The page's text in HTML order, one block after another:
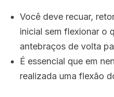
Você deve recuar,
inicial sem flexionar o
antebraços de volta
É essencial que em
realizada uma flexão